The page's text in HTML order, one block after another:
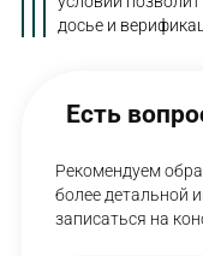
досье и
Есть
Рекомендуем
более детальной
записаться на